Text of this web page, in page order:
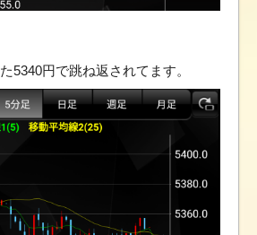
5340円で跳ね返されてます。